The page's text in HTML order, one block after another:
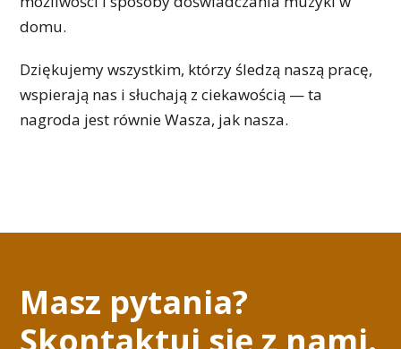
domu.
Dziękujemy wszystkim, którzy śledzą naszą pracę,
wspierają nas i słuchają z ciekawością — ta
nagroda jest równie Wasza, jak nasza.
Masz pytania?